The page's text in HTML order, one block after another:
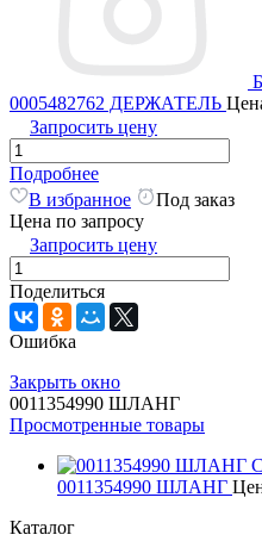
0005482762 ДЕРЖАТЕЛЬ
Запросить цену
Подробнее
В избранное
Под заказ
Цена по запросу
Запросить цену
Поделиться
Ошибка
Закрыть окно
0011354990 ШЛАНГ
Просмотренные товары
0011354990 ШЛАНГ
Каталог